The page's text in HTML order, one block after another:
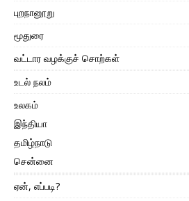
புறநானூறு
மூதுரை
வட்டார வழக்குச் சொற்கள்
உடல் நலம்
உலகம்
இந்தியா
தமிழ்நாடு
சென்னை
ஏன், எப்படி?